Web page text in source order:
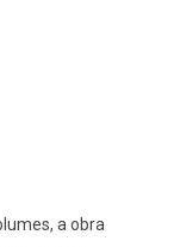
a obra